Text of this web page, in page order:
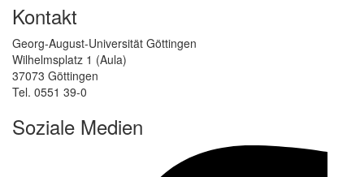
Kontakt
Georg-August-Universität Göttingen
Wilhelmsplatz 1 (Aula)
37073 Göttingen
Tel. 0551 39-0
Soziale Medien